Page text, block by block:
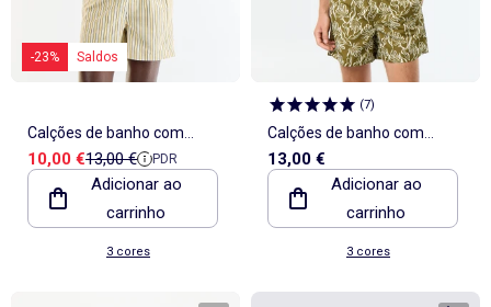
-23% Saldos
Calções de banho com
padrão
Preço de venda
10,00 €Preço de referência
13,00 € PDR
Adicionar ao
carrinho
3 cores
(7)
Calções de banho com
padrão
13,00 €
Adicionar ao
carrinho
3 cores